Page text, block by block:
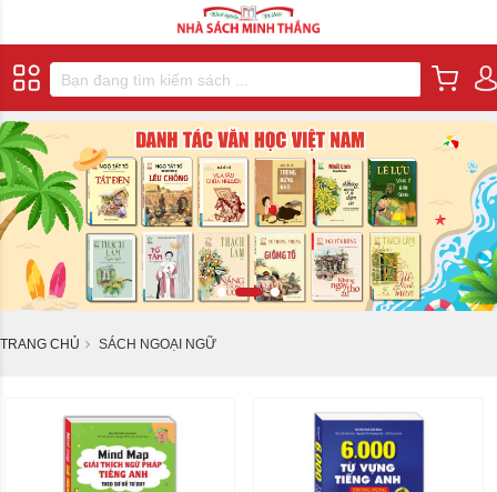
TRANG CHỦ SÁCH NGOẠI NGỮ